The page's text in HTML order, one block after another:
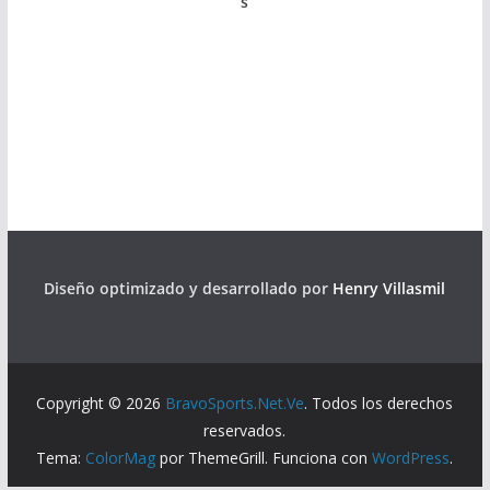
Diseño optimizado y desarrollado por Henry Villasmil
Copyright © 2026 BravoSports.Net.Ve. Todos los derechos
reservados.
Tema: ColorMag por ThemeGrill. Funciona conWordPress.